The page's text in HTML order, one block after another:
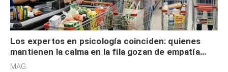
Los expertos en psicología coinciden: quienes
mantienen la calma en la fila gozan de empatía
cognitiva, gratitud y no solo tienen autocontrol
MAG.